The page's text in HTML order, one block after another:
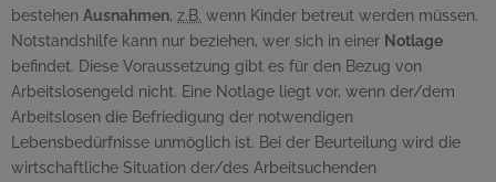
bestehen Ausnahmen, z.B. wenn Kinder betreut werden müssen.
Notstandshilfe kann nur beziehen, wer sich in einer Notlage
befindet. Diese Voraussetzung gibt es für den Bezug von
Arbeitslosengeld nicht. Eine Notlage liegt vor, wenn der/dem
Arbeitslosen die Befriedigung der notwendigen
Lebensbedürfnisse unmöglich ist. Bei der Beurteilung wird die
wirtschaftliche Situation der/des Arbeitsuchenden